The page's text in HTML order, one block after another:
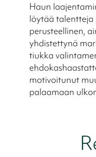
Haun
löytää talentteja
perusteellinen,
yhdistettynä
tiukka
motivoitunut
palaamaan